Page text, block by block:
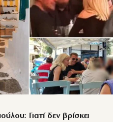
Γιατί δεν βρίσκει